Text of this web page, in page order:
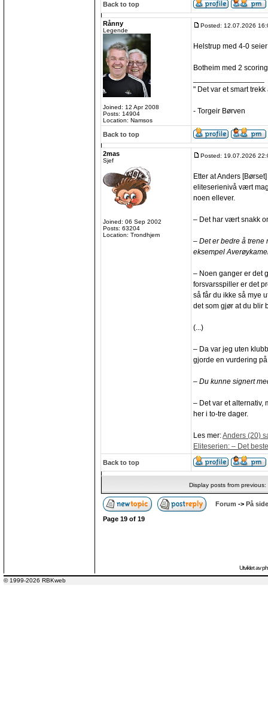
Back to top
Rånny
Legende
Joined: 12 Apr 2008
Posts: 14904
Location: Namsos
Posted: 12.07.2026
Helstrup med 4-0
Botheim med 2
" Det var et smart
- Torgeir Børven
Back to top
2mas
Sjef
Joined: 06 Sep 2002
Posts: 63204
Location: Trondhjem
Posted: 19.07.2026
Etter at Anders
eliteserienivå vært
noen ellever.
– Det har vært snakk
– Det er bedre å trene
eksempel
– Noen ganger er det
forsvarsspiller er det
så får du ikke så mye
det som gjør at du blir
(...)
– Da var jeg uten
gjorde en vurdering
– Du kunne signert
– Det var et alternativ,
her i to-tre dager.
Les mer:Anders (20)
Eliteserien: – Det
Back to top
Display posts from previous:
Forum -> På
Page 19 of 19
Utviklet av
© 1999-2026 RBKweb